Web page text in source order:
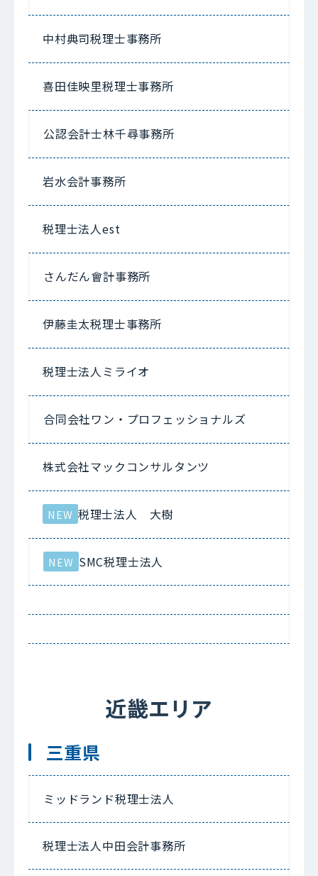
中村典司税理士事務所
喜田佳映里税理士事務所
公認会計士林千尋事務所
岩水会計事務所
税理士法人est
さんだん會計事務所
伊藤圭太税理士事務所
税理士法人ミライオ
合同会社ワン・プロフェッショナルズ
株式会社マックコンサルタンツ
NEW 税理士法人 大樹
NEW SMC税理士法人
近畿エリア
三重県
ミッドランド税理士法人
税理士法人中田会計事務所